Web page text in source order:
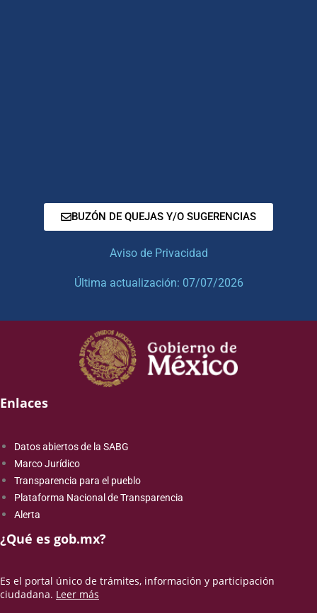
BUZÓN DE QUEJAS Y/O SUGERENCIAS
Aviso de Privacidad
Última actualización: 07/07/2026
Enlaces
Datos abiertos de la SABG
Marco Jurídico
Transparencia para el pueblo
Plataforma Nacional de Transparencia
Alerta
¿Qué es gob.mx?
Es el portal único de trámites, información y participación
ciudadana. Leer más